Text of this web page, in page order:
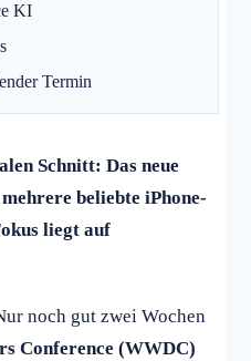
KI
Termin
Schnitt: Das neue
beliebte iPhone-
liegt auf
noch gut zwei Wochen
Conference (WWDC)